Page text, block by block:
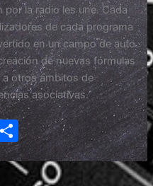
por la radio les une. Cada
de cada programa
en un campo de auto
de nuevas fórmulas
otros ámbitos de
asociativas.
C
o
m